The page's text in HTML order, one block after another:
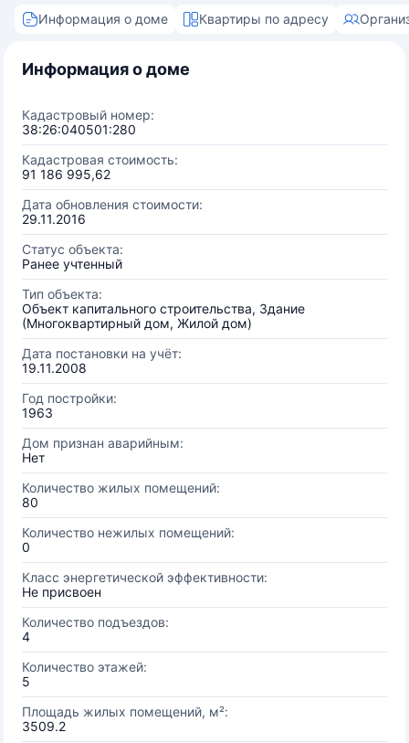
Информация о доме Квартиры по адресу
Информация о доме
Кадастровый номер:
38:26:040501:280
Кадастровая стоимость:
91 186 995,62
Дата обновления стоимости:
29.11.2016
Статус объекта:
Ранее учтенный
Тип объекта:
Объект капитального строительства, Здание
(Многоквартирный дом, Жилой дом)
Дата постановки на учёт:
19.11.2008
Год постройки:
1963
Дом признан аварийным:
Нет
Количество жилых помещений:
80
Количество нежилых помещений:
0
Класс энергетической эффективности:
Не присвоен
Количество подъездов:
4
Количество этажей:
5
Площадь жилых помещений, м²:
3509.2